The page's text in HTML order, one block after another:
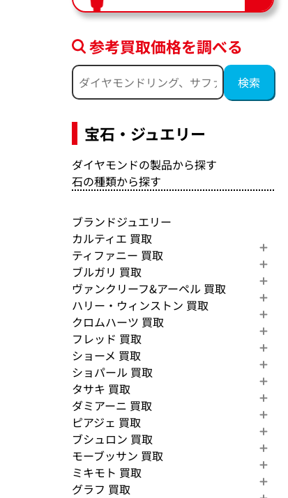
参考買取価格を調べる
宝石・ジュエリー
ダイヤモンドの製品から探す
石の種類から探す
ブランドジュエリー
カルティエ 買取
ティファニー 買取
ブルガリ 買取
ヴァンクリーフ&アーペル 買取
ハリー・ウィンストン 買取
クロムハーツ 買取
フレッド 買取
ショーメ 買取
ショパール 買取
タサキ 買取
ダミアーニ 買取
ピアジェ 買取
ブシュロン 買取
モーブッサン 買取
ミキモト 買取
グラフ 買取